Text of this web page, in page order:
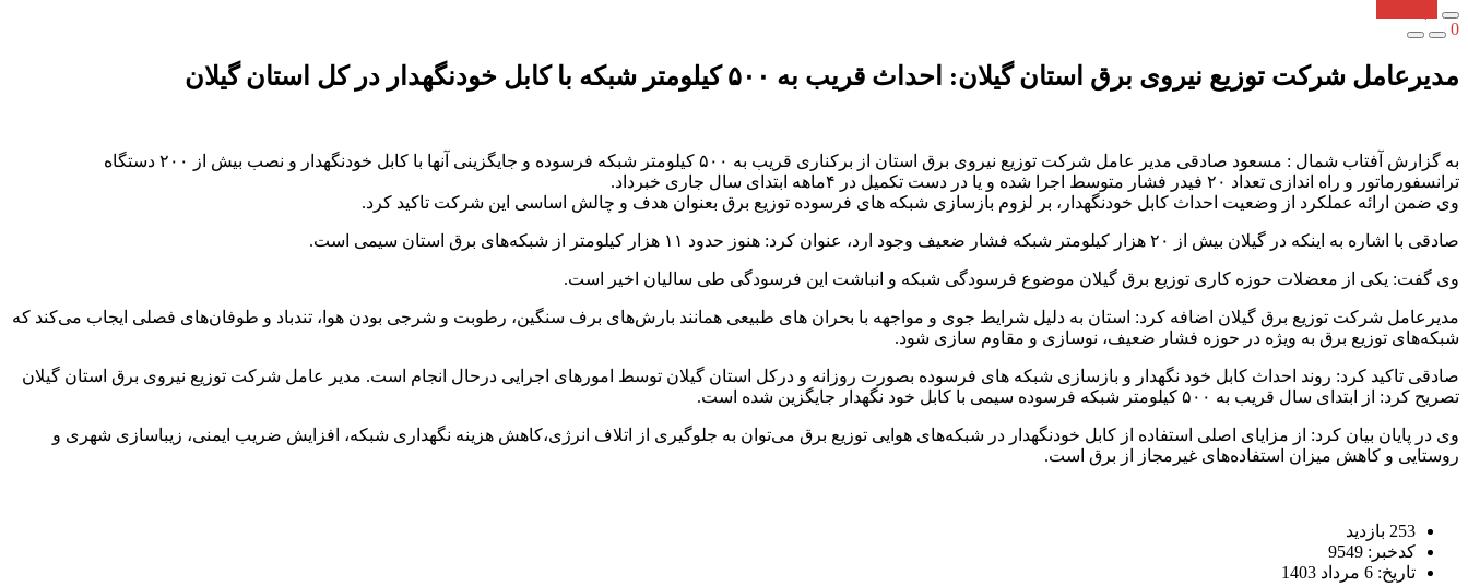
0
مدیرعامل شرکت توزیع نیروی برق استان گیلان: احداث قریب به ۵۰۰ كیلومتر شبكه با كابل خودنگهدار در كل استان گیلان
به گزارش آفتاب شمال : مسعود صادقی مدیر عامل شرکت توزیع نیروی برق استان از برکناری قریب به ۵۰۰ کیلومتر شبکه فرسوده و جایگزینی آنها با کابل خودنگهدار و نصب بیش از ۲۰۰ دستگاه
ترانسفورماتور و راه اندازی تعداد ۲۰ فیدر فشار متوسط اجرا شده و یا در دست تکمیل در ۴ماهه ابتدای سال جاری خبرداد.
وی ضمن ارائه عملکرد از وضعیت احداث کابل خودنگهدار، بر لزوم بازسازی شبکه های فرسوده توزیع برق بعنوان هدف و چالش اساسی این شرکت تاکید کرد.
صادقی با اشاره به اینکه در گیلان بیش از ۲۰ هزار کیلومتر شبکه فشار ضعیف وجود ارد، عنوان کرد: هنوز حدود ۱۱ هزار کیلومتر از شبکه‌های برق استان سیمی است.
وی گفت: یکی از معضلات حوزه کاری توزیع برق گیلان موضوع فرسودگی شبکه و انباشت این فرسودگی طی سالیان اخیر است.
مدیرعامل شرکت توزیع برق گیلان اضافه کرد: استان به دلیل شرایط جوی و مواجهه با بحران های طبیعی همانند بارش‌های برف سنگین، رطوبت و شرجی بودن هوا، تندباد و طوفان‌های فصلی ایجاب می‌کند که
شبکه‌های توزیع برق به ویژه در حوزه فشار ضعیف، نوسازی و مقاوم سازی شود.
صادقی تاکید کرد: روند احداث کابل خود نگهدار و بازسازی شبکه های فرسوده بصورت روزانه و درکل استان گیلان توسط امورهای اجرایی درحال انجام است. مدیر عامل شرکت توزیع نیروی برق استان گیلان
تصریح کرد: از ابتدای سال قریب به ۵۰۰ کیلومتر شبکه فرسوده سیمی با کابل خود نگهدار جایگزین شده است.
وی در پایان بیان کرد: از مزایای اصلی استفاده از کابل خودنگهدار در شبکه‌های هوایی توزیع برق می‌توان به جلوگیری از اتلاف انرژی،کاهش هزینه نگهداری شبکه، افزایش ضریب ایمنی، زیباسازی شهری و
روستایی و کاهش میزان استفاده‌های غیرمجاز از برق است.
253 بازدید
کدخبر: 9549
تاریخ: 6 مرداد 1403